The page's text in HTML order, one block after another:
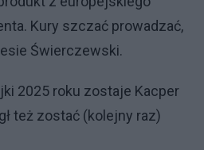
Kury szczać prowadzać,
Świerczewski.
2025 roku zostaje Kacper
też zostać (kolejny raz)